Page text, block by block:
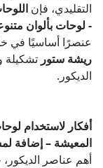
التقليدي، فإن
- لوحات بألوان
عنصرًا أساسيًا في
ريشة ستور تشكيلة
الديكور.
أفكار لاستخدام
المعيشة – إضافة
أهم عناصر